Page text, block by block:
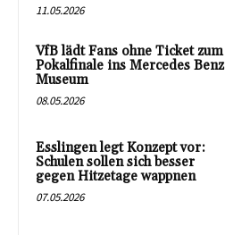
11.05.2026
VfB lädt Fans ohne Ticket zum
Pokalfinale ins Mercedes Benz
Museum
08.05.2026
Esslingen legt Konzept vor:
Schulen sollen sich besser
gegen Hitzetage wappnen
07.05.2026